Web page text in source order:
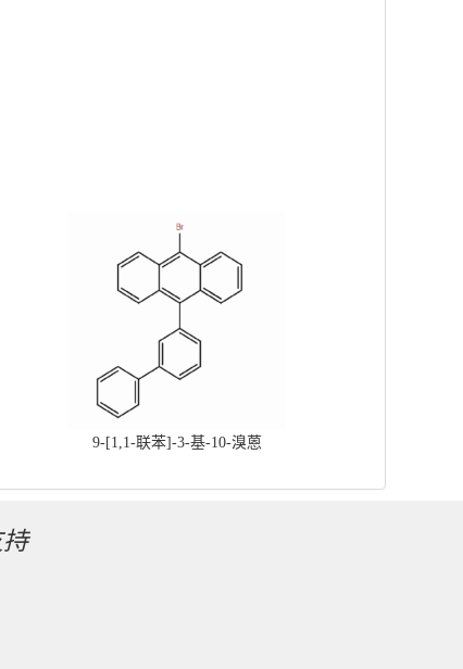
9-[1,1-联苯]-3-基-10-溴蒽